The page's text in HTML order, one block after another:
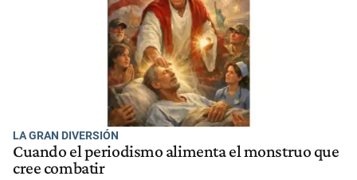
LA GRAN DIVERSIÓN
Cuando el periodismo alimenta el monstruo que
cree combatir